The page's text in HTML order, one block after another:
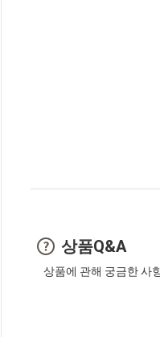
상품Q&A
상품에 관해 궁금한 사